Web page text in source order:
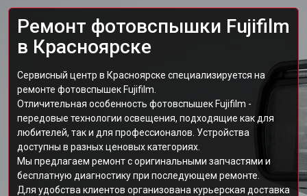
Ремонт фотовспышки Fujifilm
в Красноярске
Сервисный центр в Красноярске специализируется на
ремонте фотовспышек Fujifilm.
Отличительная особенность фотовспышек Fujifilm -
передовые технологии освещения, подходящие как для
любителей, так и для профессионалов. Устройства
доступны в разных ценовых категориях.
Мы предлагаем ремонт с оригинальными запчастями и
бесплатную диагностику при последующем ремонте.
Для удобства клиентов организована курьерская доставка